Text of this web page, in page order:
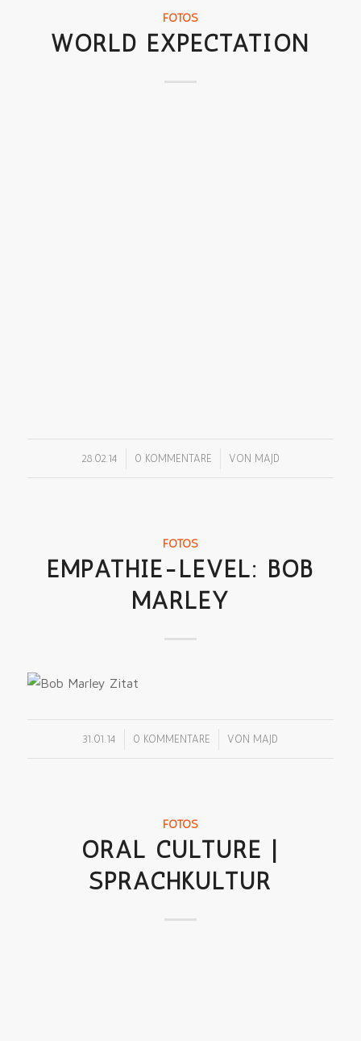
FOTOS
WORLD EXPECTATION
28.02.14 0 KOMMENTARE
/ VON MAJD
FOTOS
EMPATHIE-LEVEL: BOB
MARLEY
31.01.14 0 KOMMENTARE
/ VON MAJD
FOTOS
ORAL CULTURE |
SPRACHKULTUR